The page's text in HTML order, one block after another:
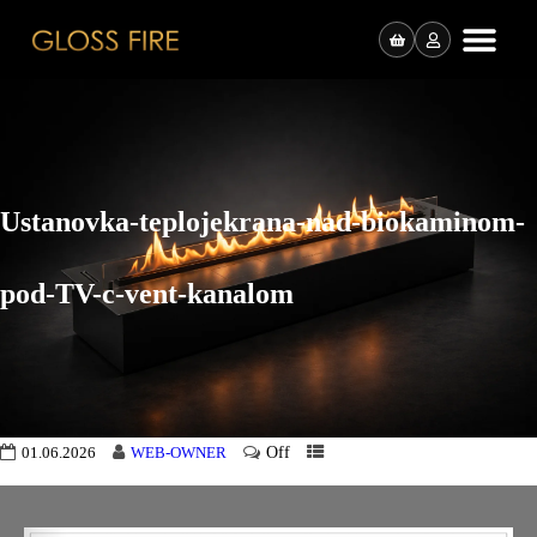
Ustanovka-teplojekrana-nad-biokaminom-
pod-TV-c-vent-kanalom
01.06.2026 WEB-OWNER Off